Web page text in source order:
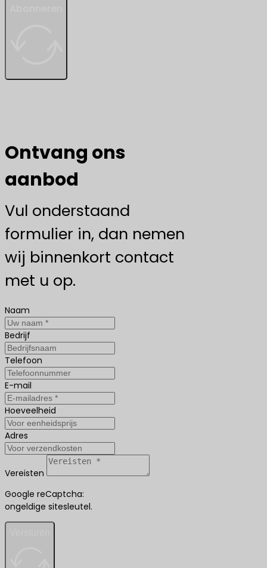
Ontvang ons
aanbod
Vul onderstaand
formulier in, dan nemen
wij binnenkort contact
met u op.
Naam
Bedrijf
Telefoon
E-mail
Hoeveelheid
Adres
Vereisten
Google reCaptcha:
ongeldige sitesleutel.